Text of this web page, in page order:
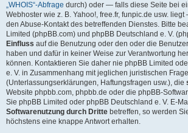
„WHOIS“-Abfrage durch) oder — falls diese Seite bei
Webhoster wie z. B. Yahoo!, free.fr, funpic.de usw.
den Abuse-Kontakt des betreffenden Dienstes. Bitte
Limited (phpBB.com) und phpBB Deutschland e. V.
Einfluss auf die Benutzung oder den oder die
haben und dafür in keiner Weise zur Verantwortung
können. Kontaktieren Sie daher nie phpBB Limited
e. V. in Zusammenhang mit jeglichen juristischen
(Unterlassungserklärungen, Haftungsfragen usw.), die
Website phpbb.com, phpbb.de oder die phpBB-
Sie phpBB Limited oder phpBB Deutschland e. V. E-
Softwarenutzung durch Dritte betreffen, so werden
höchstens eine knappe Antwort erhalten.